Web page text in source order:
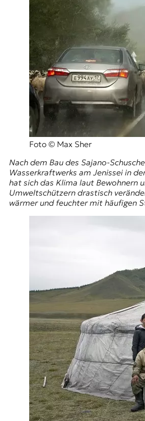
Foto © Max Sher
Nach dem Bau des Sajano-
Wasserkraftwerks am Jenissei in
hat sich das Klima laut Bewohnern
Umweltschützern drastisch
wärmer und feuchter mit häufigen